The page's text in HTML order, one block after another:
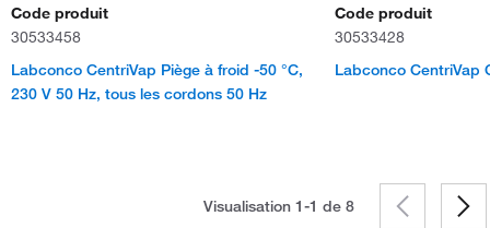
Code produit
30533458
Labconco CentriVap Piège à froid -50 °C,
230 V 50 Hz, tous les cordons 50 Hz
Code produit
30533428
Labconco CentriVap
Visualisation 1-1 de 8